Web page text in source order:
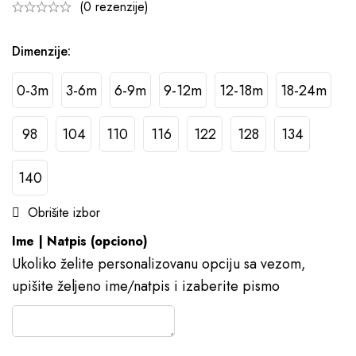
(0 rezenzije)
Dimenzije:
0-3m 3-6m 6-9m 9-12m 12-18m 18-24m
98 104 110 116 122 128 134
140
Obrišite izbor
Ime | Natpis (opciono)
Ukoliko želite personalizovanu opciju sa vezom,
upišite željeno ime/natpis i izaberite pismo